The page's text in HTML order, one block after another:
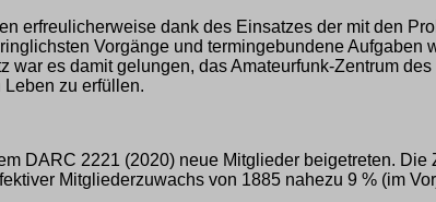
erfreulicherweise dank des Einsatzes der mit den
Vorgänge und termingebundene
war es damit gelungen, das Amateurfunk-Zentrum
zu erfüllen.
DARC 2221 (2020) neue Mitglieder beigetreten.
Mitgliederzuwachs von 1885 nahezu 9 % (im